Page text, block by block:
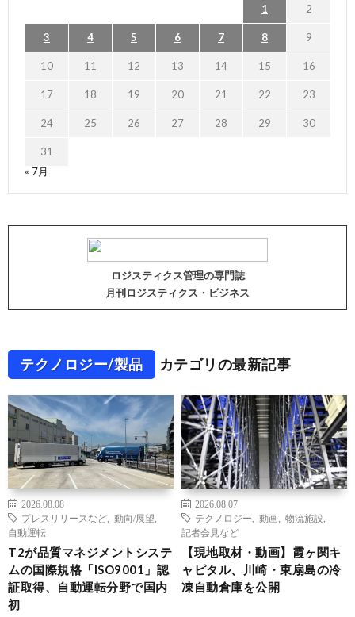
1 2
3 4 5 6 7 8 9
10 11 12 13 14 15 16
17 18 19 20 21 22 23
24 25 26 27 28 29 30
31
« 7月
ロジスティクス管理の専門誌
月刊ロジスティクス・ビジネス
テクノロジー/製品 カテゴリの最新記事
2026.08.08
プレスリリースなど
動向/展望
自動運転
T2が品質マネジメントシステ
ムの国際規格「ISO9001」認
証取得、自動運転分野で国内
初
2026.08.07
テクノロジー
動画 物流施設
記者会見など
【現地取材・動画】霞ヶ関キ
ャピタル、川崎・東扇島の冷
凍自動倉庫を公開